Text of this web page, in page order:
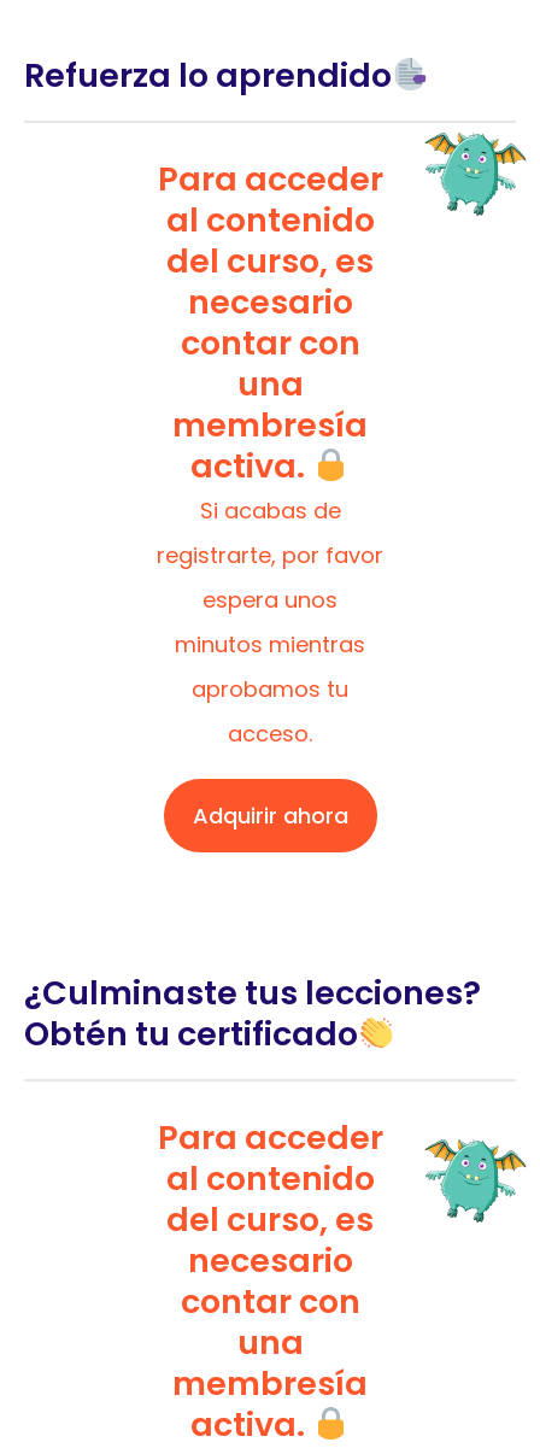
Refuerza lo aprendido
Para acceder
al contenido
del curso, es
necesario
contar con
una
membresía
activa.
Si acabas de
registrarte, por favor
espera unos
minutos mientras
aprobamos tu
acceso.
Adquirir ahora
¿Culminaste tus lecciones?
Obtén tu certificado
Para acceder
al contenido
del curso, es
necesario
contar con
una
membresía
activa.